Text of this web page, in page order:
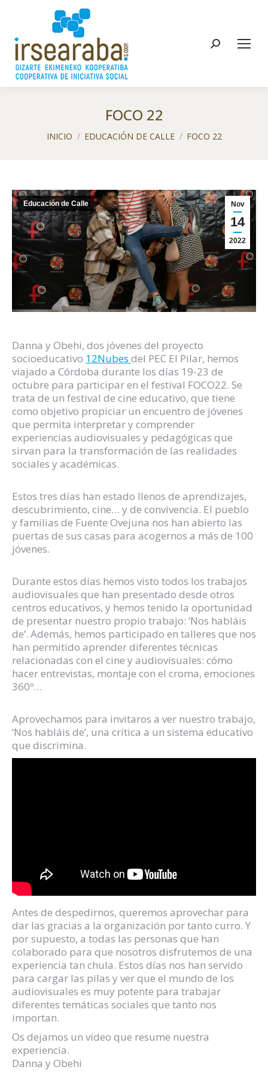
Buscar:
FOCO 22
Estás aquí:
INICIO EDUCACIÓN DE CALLE FOCO 22
Nov
14
2022
Educación de Calle
Danna y Obehi, dos jóvenes del proyecto
socioeducativo 12Nubes del PEC El Pilar, hemos
viajado a Córdoba durante los días 19-23 de
octubre para participar en el festival FOCO22. Se
trata de un festival de cine educativo, que tiene
como objetivo propiciar un encuentro de jóvenes
que permita interpretar y comprender
experiencias audiovisuales y pedagógicas que
sirvan para la transformación de las realidades
sociales y académicas.
Estos tres días han estado llenos de aprendizajes,
descubrimiento, cine… y de convivencia. El pueblo
y familias de Fuente Ovejuna nos han abierto las
puertas de sus casas para acogernos a más de 100
jóvenes.
Durante estos días hemos visto todos los trabajos
audiovisuales que han presentado desde otros
centros educativos, y hemos tenido la oportunidad
de presentar nuestro propio trabajo: ‘Nos habláis
de’. Además, hemos participado en talleres que nos
han permitido aprender diferentes técnicas
relacionadas con el cine y audiovisuales: cómo
hacer entrevistas, montaje con el croma, emociones
360º…
Aprovechamos para invitaros a ver nuestro trabajo,
‘Nos habláis de’, una crítica a un sistema educativo
que discrimina.
Antes de despedirnos, queremos aprovechar para
dar las gracias a la organización por tanto curro. Y
por supuesto, a todas las personas que han
colaborado para que nosotros disfrutemos de una
experiencia tan chula. Estos días nos han servido
para cargar las pilas y ver que el mundo de los
audiovisuales es muy potente para trabajar
diferentes temáticas sociales que tanto nos
importan.
Os dejamos un vídeo que resume nuestra
experiencia.
Danna y Obehi